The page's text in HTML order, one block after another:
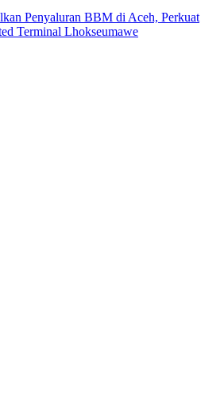
Penyaluran BBM di Aceh, Perkuat
Terminal Lhokseumawe